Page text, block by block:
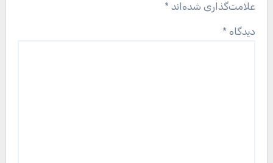
علامت‌گذاری شده‌اند *
دیدگاه *